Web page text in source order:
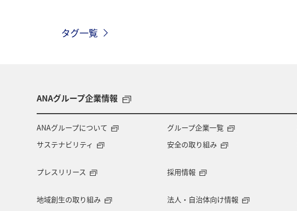
ANA釣り倶楽部
タグ一覧
ANAグループ企業情報
ANAグループについて グループ企業一覧
サステナビリティ
安全の取り組み
プレスリリース
採用情報
地域創生の取り組み 法人・自治体向け情報